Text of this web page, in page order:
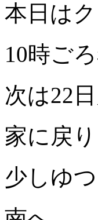
本日は
10時ご
次は22
家に戻り
少しゆ